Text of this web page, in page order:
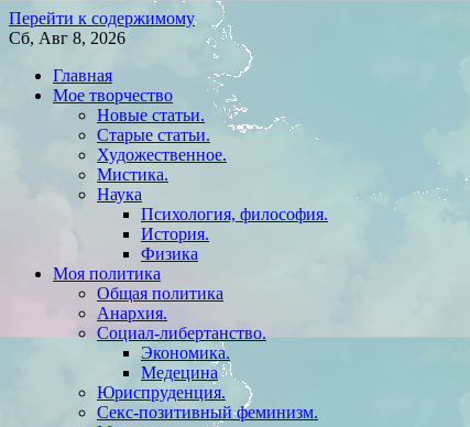
Перейти к содержимому
Сб, Авг 8, 2026
Главная
Мое творчество
Новые статьи.
Старые статьи.
Художественное.
Мистика.
Наука
Психология, философия.
История.
Физика
Моя политика
Общая политика
Анархия.
Социал-либертанство.
Экономика.
Медецина
Юриспруденция.
Секс-позитивный феминизм.